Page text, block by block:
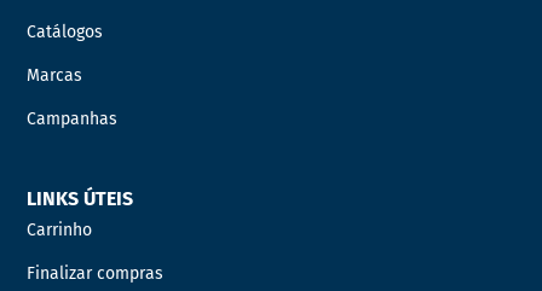
Catálogos
Marcas
Campanhas
LINKS ÚTEIS
Carrinho
Finalizar compras